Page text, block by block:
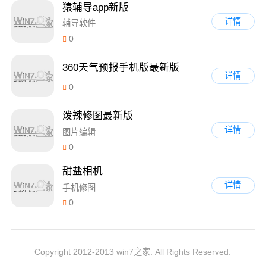
猿辅导app新版
辅导软件
0
详情
360天气预报手机版最新版
0
详情
泼辣修图最新版
图片编辑
0
详情
甜盐相机
手机修图
0
详情
Copyright 2012-2013 win7之家. All Rights Reserved.